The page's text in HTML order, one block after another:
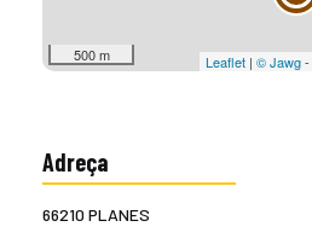
500 m Leaflet | © Jawg-
Adreça
66210 PLANES